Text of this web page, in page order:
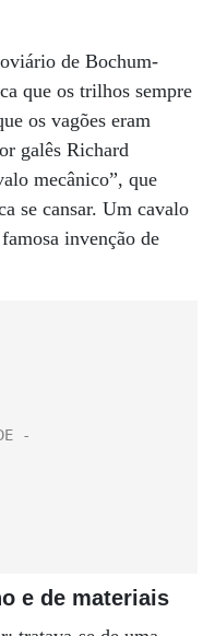
de Bochum-
que os trilhos sempre
os vagões eram
galês Richard
mecânico”, que
se cansar. Um cavalo
invenção de
e de materiais